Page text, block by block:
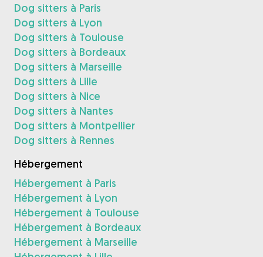
Dog sitters à Paris
Dog sitters à Lyon
Dog sitters à Toulouse
Dog sitters à Bordeaux
Dog sitters à Marseille
Dog sitters à Lille
Dog sitters à Nice
Dog sitters à Nantes
Dog sitters à Montpellier
Dog sitters à Rennes
Hébergement
Hébergement à Paris
Hébergement à Lyon
Hébergement à Toulouse
Hébergement à Bordeaux
Hébergement à Marseille